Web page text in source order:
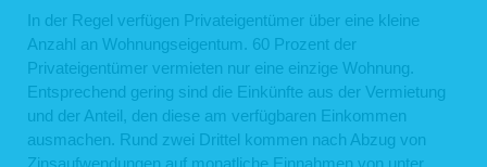
In der Regel verfügen Privateigentümer über eine kleine
Anzahl an Wohnungseigentum. 60 Prozent der
Privateigentümer vermieten nur eine einzige Wohnung.
Entsprechend gering sind die Einkünfte aus der Vermietung
und der Anteil, den diese am verfügbaren Einkommen
ausmachen. Rund zwei Drittel kommen nach Abzug von